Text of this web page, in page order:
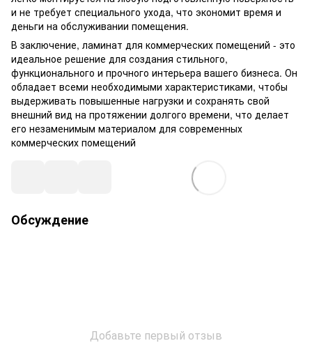
и не требует специального ухода, что экономит время и
деньги на обслуживании помещения.
В заключение, ламинат для коммерческих помещений - это
идеальное решение для создания стильного,
функционального и прочного интерьера вашего бизнеса. Он
обладает всеми необходимыми характеристиками, чтобы
выдерживать повышенные нагрузки и сохранять свой
внешний вид на протяжении долгого времени, что делает
его незаменимым материалом для современных
коммерческих помещений
Обсуждение
Добавьте первый отзыв